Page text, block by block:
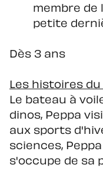
membre de
petite
Dès 3 ans
Les histoires du
Le bateau à
dinos, Peppa
aux sports
sciences,
s'occupe de sa